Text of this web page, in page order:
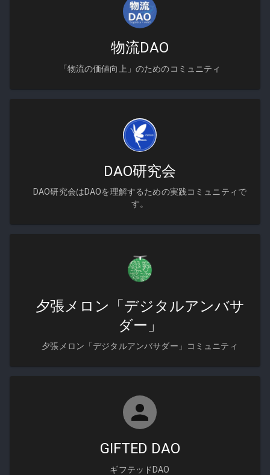
物流DAO
「物流の価値向上」のためのコミュニティ
DAO研究会
DAO研究会はDAOを理解するための実践コミュニティで
す。
夕張メロン「デジタルアンバサ
ダー」
夕張メロン「デジタルアンバサダー」コミュニティ
GIFTED DAO
ギフテッドDAO